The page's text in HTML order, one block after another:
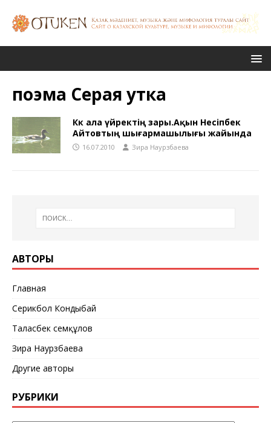
поэма Серая утка
Көк ала үйректің зары.Ақын Несіпбек
Айтовтың шығармашылығы жайында
16.07.2010 Зира Наурзбаева
АВТОРЫ
Главная
Серикбол Кондыбай
Таласбек Әсемқұлов
Зира Наурзбаева
Другие авторы
РУБРИКИ